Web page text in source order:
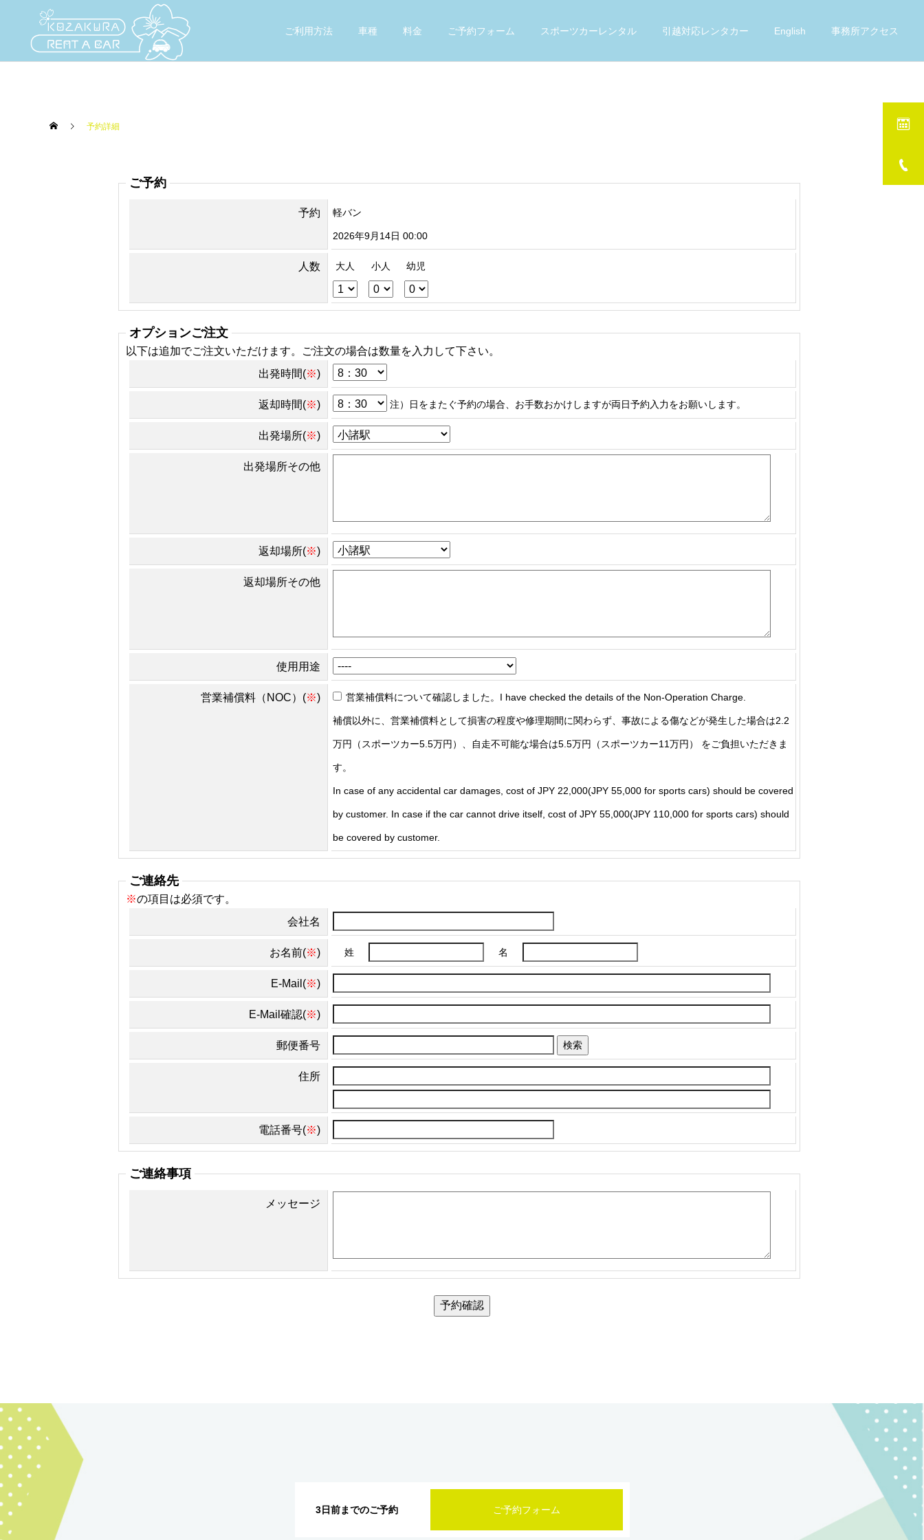
ご利用方法 車種 料金 ご予約フォーム スポーツカーレンタル 引越対応レンタカー English 事務所アクセス
予約詳細
ご予約
予約 軽バン
2026年9月14日 00:00
人数 大人 小人 幼児
オプションご注文
以下は追加でご注文いただけます。ご注文の場合は数量を入力して下さい。
出発時間(※)
返却時間(※) 注）日をまたぐ予約の場合、お手数おかけしますが両日予約入力をお願いします。
出発場所(※)
出発場所その他
返却場所(※)
返却場所その他
使用用途
営業補償料（NOC）(※) 営業補償料について確認しました。I have checked the details of the Non-Operation Charge.
補償以外に、営業補償料として損害の程度や修理期間に関わらず、事故による傷などが発生した場合は2.2
万円（スポーツカー5.5万円）、自走不可能な場合は5.5万円（スポーツカー11万円） をご負担いただきま
す。
In case of any accidental car damages, cost of JPY 22,000(JPY 55,000 for sports cars) should be covered
by customer. In case if the car cannot drive itself, cost of JPY 55,000(JPY 110,000 for sports cars) should
be covered by customer.
ご連絡先
※の項目は必須です。
会社名
お名前(※) 姓 名
E-Mail(※)
E-Mail確認(※)
郵便番号 検索
住所
電話番号(※)
ご連絡事項
メッセージ
予約確認
3日前までのご予約 ご予約フォーム